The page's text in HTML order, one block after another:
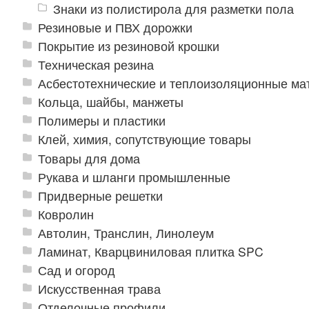
Знаки из полистирола для разметки пола
Резиновые и ПВХ дорожки
Покрытие из резиновой крошки
Техническая резина
Асбестотехнические и теплоизоляционные
Кольца, шайбы, манжеты
Полимеры и пластики
Клей, химия, сопутствующие товары
Товары для дома
Рукава и шланги промышленные
Придверные решетки
Ковролин
Автолин, Транслин, Линолеум
Ламинат, Кварцвиниловая плитка SPC
Сад и огород
Искусственная трава